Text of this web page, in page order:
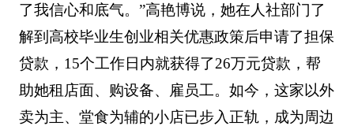
了我信心和底气。”高艳博说，她在人社部门了
解到高校毕业生创业相关优惠政策后申请了担保
贷款，15个工作日内就获得了26万元贷款，帮
助她租店面、购设备、雇员工。如今，这家以外
卖为主、堂食为辅的小店已步入正轨，成为周边